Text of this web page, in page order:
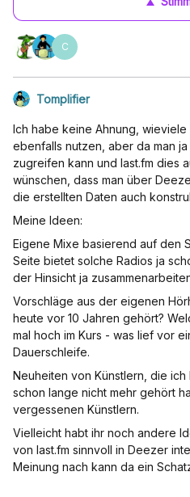
C
Tomplifier
Ich habe keine Ahnung,
ebenfalls nutzen, aber da man
zugreifen kann und last.fm dies
wünschen, dass man über
die erstellten Daten auch
Meine Ideen:
Eigene Mixe basierend auf den
Seite bietet solche Radios ja
der Hinsicht ja
Vorschläge aus der eigenen
heute vor 10 Jahren gehört?
mal hoch im Kurs - was lief vor
Dauerschleife.
Neuheiten von Künstlern, die ich
schon lange nicht mehr gehört
vergessenen Künstlern.
Vielleicht habt ihr noch andere
von last.fm sinnvoll in Deezer
Meinung nach kann da ein